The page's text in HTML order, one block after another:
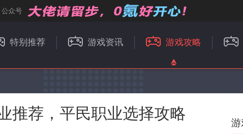
公众号
特别推荐 游戏资讯 游戏攻略
推荐，平民职业选择攻略
游